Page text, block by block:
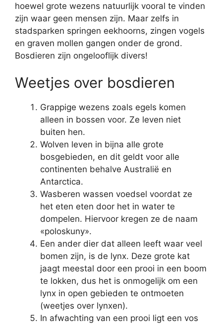
hoewel grote wezens natuurlijk vooral te vinden
zijn waar geen mensen zijn. Maar zelfs in
stadsparken springen eekhoorns, zingen vogels
en graven mollen gangen onder de grond.
Bosdieren zijn ongelooflijk divers!
Weetjes over bosdieren
Grappige wezens zoals egels komen
alleen in bossen voor. Ze leven niet
buiten hen.
Wolven leven in bijna alle grote
bosgebieden, en dit geldt voor alle
continenten behalve Australië en
Antarctica.
Wasberen wassen voedsel voordat ze
het eten eten door het in water te
dompelen. Hiervoor kregen ze de naam
«poloskuny».
Een ander dier dat alleen leeft waar veel
bomen zijn, is de lynx. Deze grote kat
jaagt meestal door een prooi in een boom
te lokken, dus het is onmogelijk om een ​​
lynx in open gebieden te ontmoeten
(weetjes over lynxen).
In afwachting van een prooi ligt een vos